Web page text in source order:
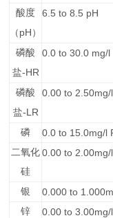
酸度
（ pH ）
6.5 to 8.5 pH
磷酸
盐-HR
0.0 to 30.0 mg/l
磷酸
盐-LR
0.00 to 2.50mg/
磷 0.0 to 15.0mg/l
二氧化
硅
0.00 to 2.00mg/
银 0.000 to
锌 0.00 to 3.00mg/